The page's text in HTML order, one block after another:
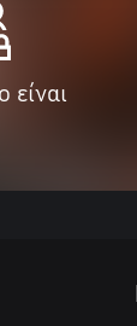
είναι